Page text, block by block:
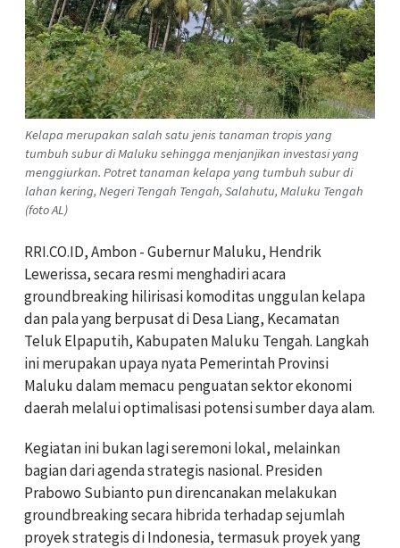
Kelapa merupakan salah satu jenis tanaman tropis yang
tumbuh subur di Maluku sehingga menjanjikan investasi yang
menggiurkan. Potret tanaman kelapa yang tumbuh subur di
lahan kering, Negeri Tengah Tengah, Salahutu, Maluku Tengah
(foto AL)
RRI.CO.ID, Ambon - Gubernur Maluku, Hendrik
Lewerissa, secara resmi menghadiri acara
groundbreaking hilirisasi komoditas unggulan kelapa
dan pala yang berpusat di Desa Liang, Kecamatan
Teluk Elpaputih, Kabupaten Maluku Tengah. Langkah
ini merupakan upaya nyata Pemerintah Provinsi
Maluku dalam memacu penguatan sektor ekonomi
daerah melalui optimalisasi potensi sumber daya alam.
Kegiatan ini bukan lagi seremoni lokal, melainkan
bagian dari agenda strategis nasional. Presiden
Prabowo Subianto pun direncanakan melakukan
groundbreaking secara hibrida terhadap sejumlah
proyek strategis di Indonesia, termasuk proyek yang